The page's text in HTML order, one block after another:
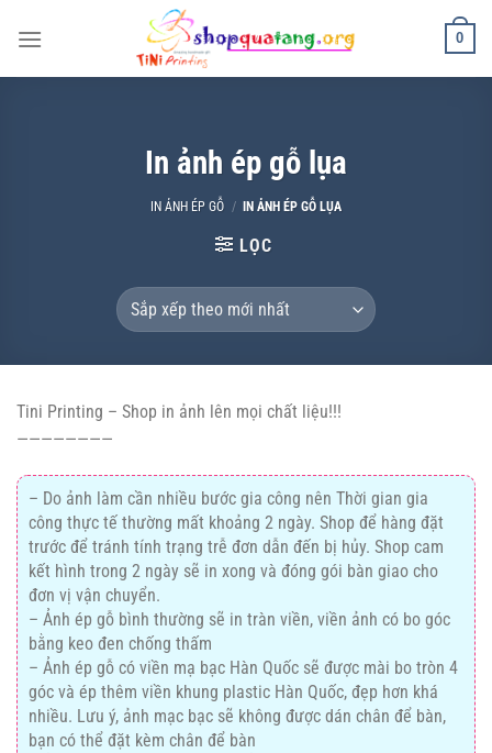
đến
0
In ảnh ép gỗ lụa
IN ẢNH ÉP GỖ / IN ẢNH ÉP GỖ LỤA
LỌC
Tini Printing – Shop in ảnh lên mọi chất liệu!!!
————————
– Do ảnh làm cần nhiều bước gia công nên Thời gian gia
công thực tế thường mất khoảng 2 ngày. Shop để hàng đặt
trước để tránh tính trạng trễ đơn dẫn đến bị hủy. Shop cam
kết hình trong 2 ngày sẽ in xong và đóng gói bàn giao cho
đơn vị vận chuyển.
– Ảnh ép gỗ bình thường sẽ in tràn viền, viền ảnh có bo góc
bằng keo đen chống thấm
– Ảnh ép gỗ có viền mạ bạc Hàn Quốc sẽ được mài bo tròn 4
góc và ép thêm viền khung plastic Hàn Quốc, đẹp hơn khá
nhiều. Lưu ý, ảnh mạc bạc sẽ không được dán chân để bàn,
bạn có thể đặt kèm chân để bàn